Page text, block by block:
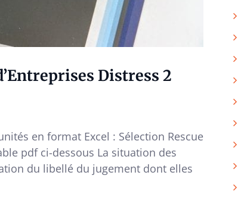
Distress 2
en format Excel : Sélection Rescue
pdf ci-dessous La situation des
du libellé du jugement dont elles